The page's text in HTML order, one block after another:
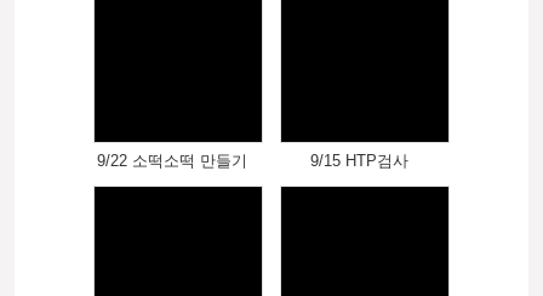
9/22 소떡소떡 만들기 9/15 HTP검사